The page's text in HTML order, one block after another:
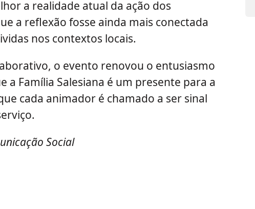
a realidade atual da ação dos
a reflexão fosse ainda mais conectada
nos contextos locais.
o evento renovou o entusiasmo
Família Salesiana é um presente para a
cada animador é chamado a ser sinal
Social